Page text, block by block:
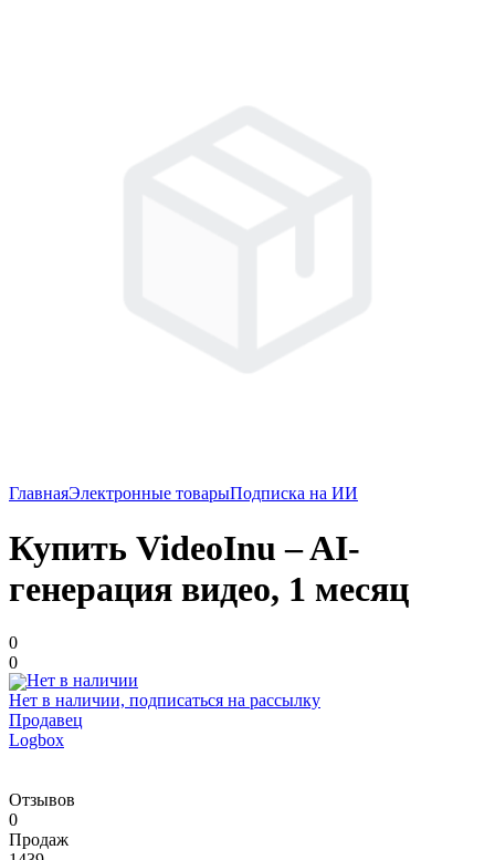
ГлавнаяЭлектронные товарыПодписка на ИИ
Купить VideoInu – AI-
генерация видео, 1 месяц
0
0
Нет в наличии, подписаться на рассылку
Продавец
Logbox
Отзывов
0
Продаж